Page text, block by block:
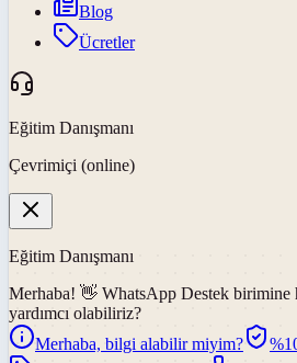
Blog
Ücretler
Eğitim Danışmanı
Çevrimiçi (online)
Eğitim Danışmanı
Merhaba! 👋 WhatsApp Destek birimine
yardımcı olabiliriz?
Merhaba, bilgi alabilir miyim?